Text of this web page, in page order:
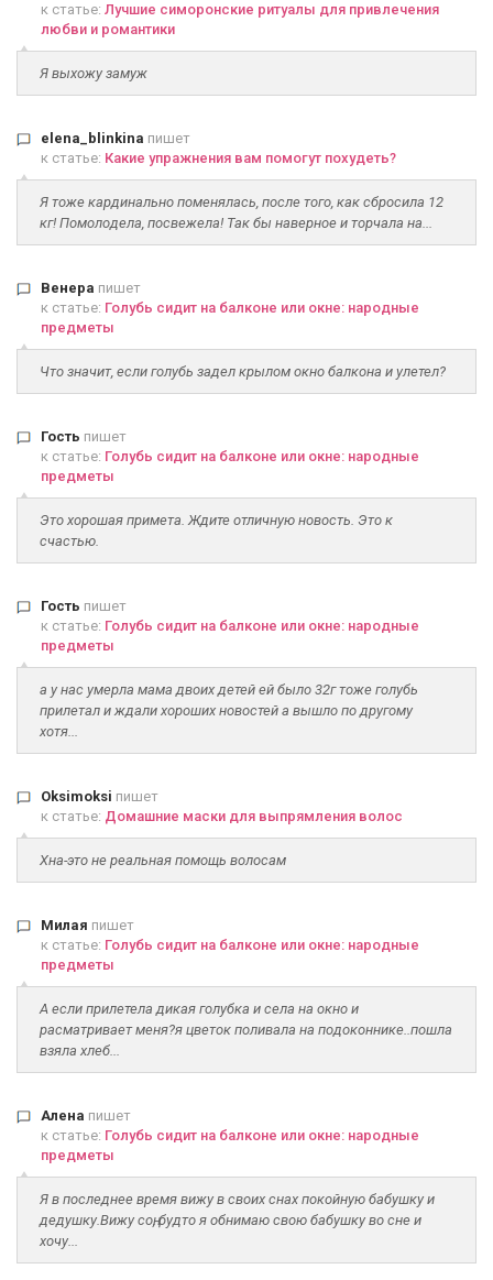
к статье: Лучшие симоронские ритуалы для привлечения
любви и романтики
Я выхожу замуж
elena_blinkina пишет
к статье: Какие упражнения вам помогут похудеть?
Я тоже кардинально поменялась, после того, как сбросила 12
кг! Помолодела, посвежела! Так бы наверное и торчала на...
Венера пишет
к статье: Голубь сидит на балконе или окне: народные
предметы
Что значит, если голубь задел крылом окно балкона и улетел?
Гость пишет
к статье: Голубь сидит на балконе или окне: народные
предметы
Это хорошая примета. Ждите отличную новость. Это к
счастью.
Гость пишет
к статье: Голубь сидит на балконе или окне: народные
предметы
а у нас умерла мама двоих детей ей было 32г тоже голубь
прилетал и ждали хороших новостей а вышло по другому
хотя...
Oksimoksi пишет
к статье: Домашние маски для выпрямления волос
Хна-это не реальная помощь волосам
Милая пишет
к статье: Голубь сидит на балконе или окне: народные
предметы
А если прилетела дикая голубка и села на окно и
расматривает меня?я цветок поливала на подоконнике..пошла
взяла хлеб...
Алена пишет
к статье: Голубь сидит на балконе или окне: народные
предметы
Я в последнее время вижу в своих снах покойную бабушку и
дедушку.Вижу соң, будто я обнимаю свою бабушку во сне и
хочу...